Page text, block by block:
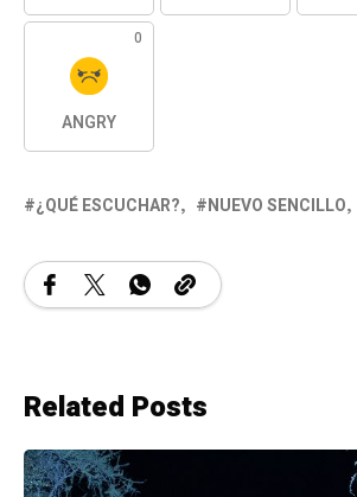
0
ANGRY
¿QUÉ ESCUCHAR? NUEVO SENCILLO
Related Posts